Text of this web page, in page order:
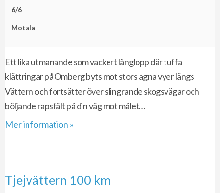
6/6
Motala
Ett lika utmanande som vackert långlopp där tuffa
klättringar på Omberg byts mot storslagna vyer längs
Vättern och fortsätter över slingrande skogsvägar och
böljande rapsfält på din väg mot målet…
Mer information »
Tjejvättern 100 km